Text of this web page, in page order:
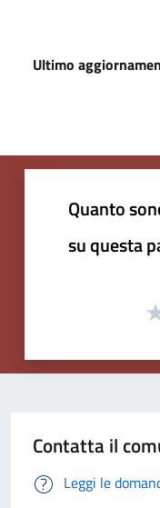
Ultimo
Quanto
su questa
Contatta il
Leggi le